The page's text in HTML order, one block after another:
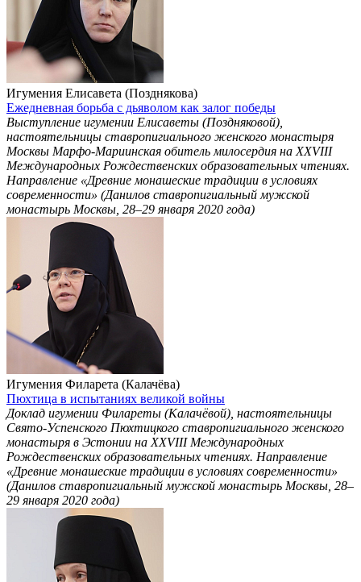
Игумения Елисавета (Позднякова)
Ежедневная борьба с дьяволом как залог победы
Выступление игумении Елисаветы (Поздняковой),
настоятельницы ставропигиального женского монастыря
Москвы Марфо-Мариинская обитель милосердия на ХХVIII
Международных Рождественских образовательных чтениях.
Направление «Древние монашеские традиции в условиях
современности» (Данилов ставропигиальный мужской
монастырь Москвы, 28–29 января 2020 года)
Игумения Филарета (Калачёва)
Пюхтица в испытаниях великой войны
Доклад игумении Филареты (Калачёвой), настоятельницы
Свято-Успенского Пюхтицкого ставропигиального женского
монастыря в Эстонии на ХХVIII Международных
Рождественских образовательных чтениях. Направление
«Древние монашеские традиции в условиях современности»
(Данилов ставропигиальный мужской монастырь Москвы, 28–
29 января 2020 года)